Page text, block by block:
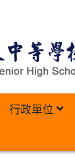
行政單位